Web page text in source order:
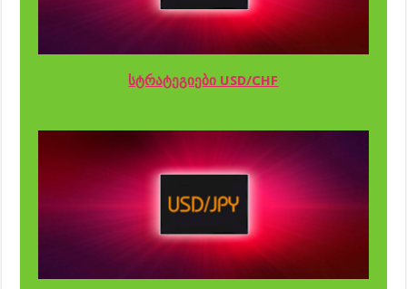
სტრატეგიები USD/CHF